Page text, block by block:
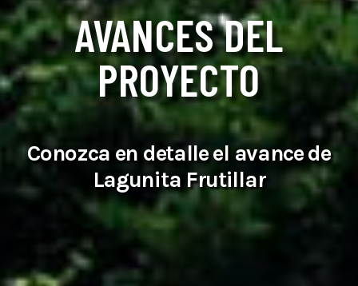
AVANCES DEL
PROYECTO
Conozca en detalle el avance de
Lagunita Frutillar